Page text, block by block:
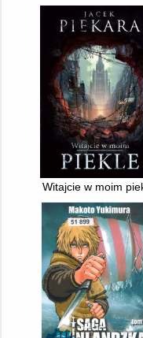
Witajcie w moim